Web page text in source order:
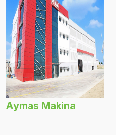
Aymas Makina